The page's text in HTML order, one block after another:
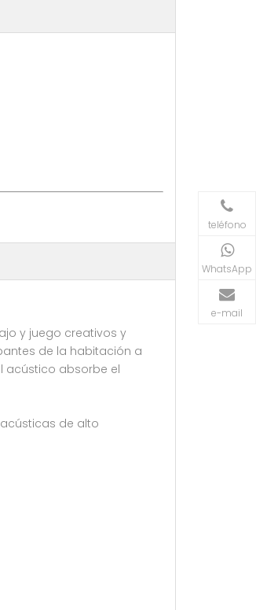
y juego creativos y
de la habitación a
acústico absorbe el
de alto
teléfono
WhatsApp
e-mail